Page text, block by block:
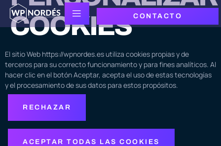
CONTACTO
COOKIES
El sitio Web https://wpnordes.es utiliza cookies propias y de
terceros para su correcto funcionamiento y para fines analíticos. Al
hacer clic en el botón Aceptar, acepta el uso de estas tecnologías
y el procesamiento de sus datos para estos propósitos.
RECHAZAR
ACEPTAR TODAS LAS COOKIES